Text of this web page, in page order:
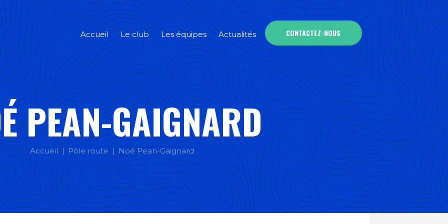
Accueil Le club Les équipes Actualités CONTACTEZ-NOUS
PEAN-GAIGNARD
Accueil Pôle route Noé Pean-Gaignard